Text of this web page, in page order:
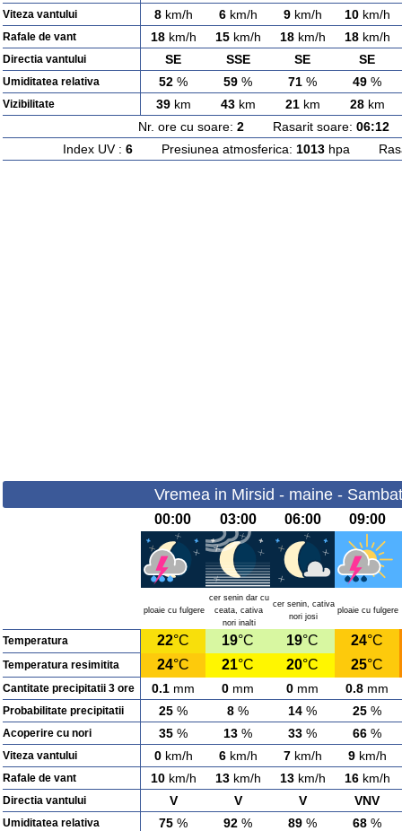
Viteza vantului 8km/h 6km/h 9km/h 10km/h
Rafale de vant 18km/h 15km/h 18km/h 18km/h
Directia vantului SE SSE SE SE
Umiditatea relativa 52 % 59 % 71 % 49 %
Vizibilitate 39km 43km 21km 28km
Nr. ore cu soare: 2Rasarit soare: 06:12
Index UV : 6 Presiunea atmosferica: 1013 hpa
Vremea in Mirsid - maine -
00:00 03:00 06:00 09:00
ploaie cu fulgere
cer senin dar cu
ceata, cativa
nori inalti
cer senin, cativa
nori josi
ploaie cu fulgere
Temperatura 22°C 19°C 19°C 24°C
Temperatura resimitita 24°C 21°C 20°C 25°C
Cantitate precipitatii 3 ore 0.1 mm 0 mm 0 mm 0.8 mm
Probabilitate precipitatii 25 % 8 % 14 % 25 %
Acoperire cu nori 35 % 13 % 33 % 66 %
Viteza vantului 0km/h 6km/h 7km/h 9km/h
Rafale de vant 10km/h 13km/h 13km/h 16km/h
Directia vantului V V V VNV
Umiditatea relativa 75 % 92 % 89 % 68 %